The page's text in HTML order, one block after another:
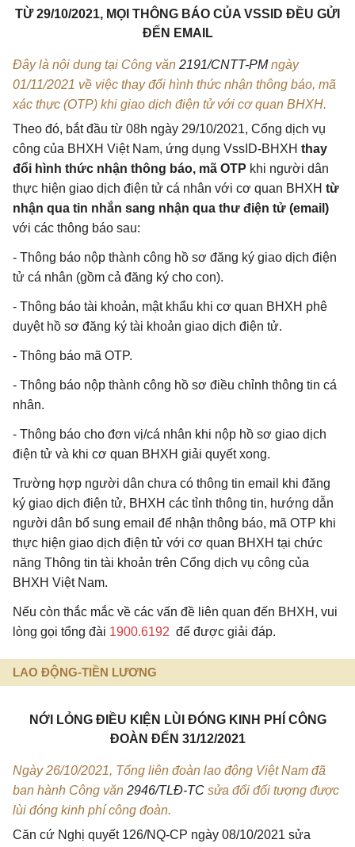
TỪ 29/10/2021, MỌI THÔNG BÁO CỦA VSSID ĐỀU GỬI
ĐẾN EMAIL
Đây là nội dung tại Công văn 2191/CNTT-PMngày
01/11/2021 về việc thay đổi hình thức nhận thông báo, mã
xác thực (OTP) khi giao dịch điện tử với cơ quan BHXH.
Theo đó, bắt đầu từ 08h ngày 29/10/2021, Cổng dịch vụ
công của BHXH Việt Nam, ứng dụng VssID-BHXH thay
đổi hình thức nhận thông báo, mã OTP khi người dân
thực hiện giao dịch điện tử cá nhân với cơ quan BHXH từ
nhận qua tin nhắn sang nhận qua thư điện tử (email)
với các thông báo sau:
- Thông báo nộp thành công hồ sơ đăng ký giao dịch điện
tử cá nhân (gồm cả đăng ký cho con).
- Thông báo tài khoản, mật khẩu khi cơ quan BHXH phê
duyệt hồ sơ đăng ký tài khoản giao dịch điện tử.
- Thông báo mã OTP.
- Thông báo nộp thành công hồ sơ điều chỉnh thông tin cá
nhân.
- Thông báo cho đơn vị/cá nhân khi nộp hồ sơ giao dịch
điện tử và khi cơ quan BHXH giải quyết xong.
Trường hợp người dân chưa có thông tin email khi đăng
ký giao dịch điện tử, BHXH các tỉnh thông tin, hướng dẫn
người dân bổ sung email để nhận thông báo, mã OTP khi
thực hiện giao dịch điện tử với cơ quan BHXH tại chức
năng Thông tin tài khoản trên Cổng dịch vụ công của
BHXH Việt Nam.
Nếu còn thắc mắc về các vấn đề liên quan đến BHXH, vui
lòng gọi tổng đài 1900.6192 để được giải đáp.
LAO ĐỘNG-TIỀN LƯƠNG
NỚI LỎNG ĐIỀU KIỆN LÙI ĐÓNG KINH PHÍ CÔNG
ĐOÀN ĐẾN 31/12/2021
Ngày 26/10/2021, Tổng liên đoàn lao động Việt Nam đã
ban hành Công văn 2946/TLĐ-TC sửa đổi đối tượng được
lùi đóng kinh phí công đoàn.
Căn cứ Nghị quyết 126/NQ-CP ngày 08/10/2021 sửa